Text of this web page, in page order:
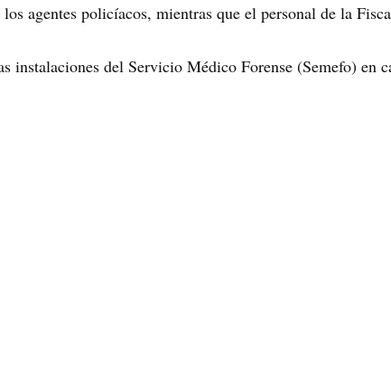
agentes policíacos, mientras que el personal de la
instalaciones del Servicio Médico Forense (Semefo) en